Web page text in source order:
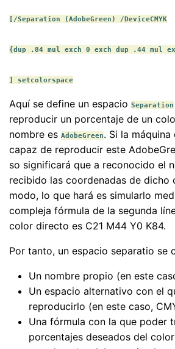
[/Separation (AdobeGreen) /DeviceCMYK
{dup .84 mul exch 0 exch dup .44 mul
] setcolorspace
Aquí se define un espacio Separation
reproducir un porcentaje de un
nombre es AdobeGreen. Si la
capaz de reproducir este
so significará que a reconocido el
recibido las coordenadas de dicho
modo, lo que hará es simularlo
compleja fórmula de la segunda
color directo es C21 M44 Y0 K84.
Por tanto, un espacio separatio se
Un nombre propio (en este
Un espacio alternativo con el
reproducirlo (en este caso,
Una fórmula con la que poder
porcentajes deseados del